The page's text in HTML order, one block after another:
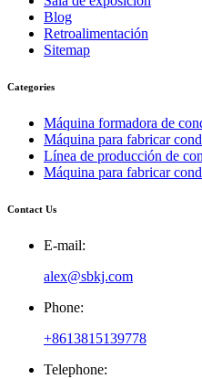
Blog
Retroalimentación
Sitemap
Categories
Máquina formadora de
Máquina para fabricar
Línea de producción de
Máquina para fabricar
Contact Us
E-mail:
alex@sbkj.com
Phone:
+8613815139778
Telephone: